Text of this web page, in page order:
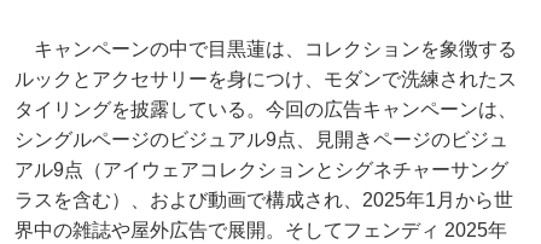
キャンペーンの中で目黒蓮は、コレクションを象徴する
ルックとアクセサリーを身につけ、モダンで洗練されたス
タイリングを披露している。今回の広告キャンペーンは、
シングルページのビジュアル9点、見開きページのビジュ
アル9点（アイウェアコレクションとシグネチャーサング
ラスを含む）、および動画で構成され、2025年1月から世
界中の雑誌や屋外広告で展開。そしてフェンディ 2025年